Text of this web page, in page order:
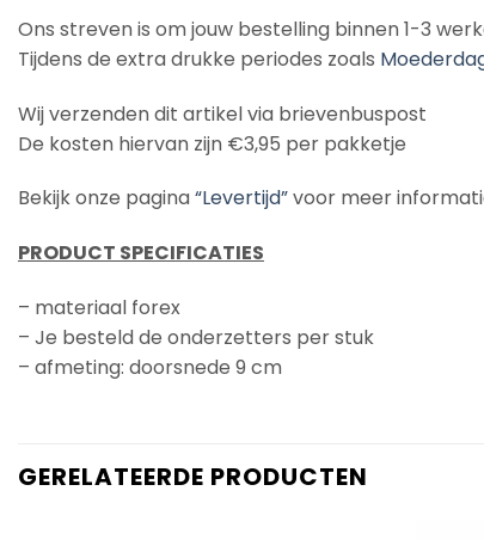
Ons streven is om jouw bestelling binnen 1-3
Tijdens de extra drukke periodes zoals
Wij verzenden dit artikel via brievenbuspost
De kosten hiervan zijn €3,95 per pakketje
Bekijk onze pagina“Levertijd”voor meer
PRODUCT SPECIFICATIES
– materiaal forex
– Je besteld de onderzetters per stuk
– afmeting: doorsnede 9 cm
GERELATEERDE PRODUCTEN